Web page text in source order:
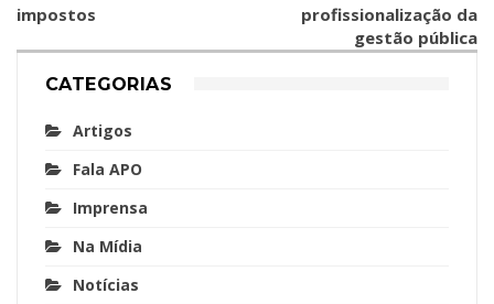
impostos
profissionalização da
gestão pública
CATEGORIAS
Artigos
Fala APO
Imprensa
Na Mídia
Notícias